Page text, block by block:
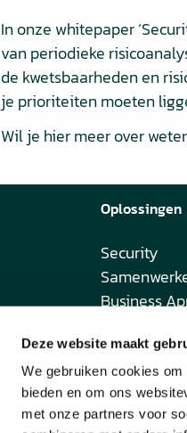
Deze website maakt
We gebruiken cookies
bieden en om ons
met onze partners voor
In onze whitepaper
van periodieke
de kwetsbaarheden en
je prioriteiten moeten
Wil je hier meer over
Oplossingen
Security
Business